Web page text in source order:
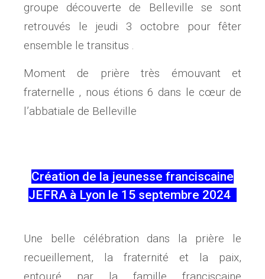
groupe découverte de Belleville se sont
retrouvés le jeudi 3 octobre pour fêter
ensemble le transitus .
Moment de prière très émouvant et
fraternelle , nous étions 6 dans le cœur de
l’abbatiale de Belleville
Création de la jeunesse franciscaine
JEFRA à Lyon le 15 septembre 2024
Une belle célébration dans la prière le
recueillement, la fraternité et la paix,